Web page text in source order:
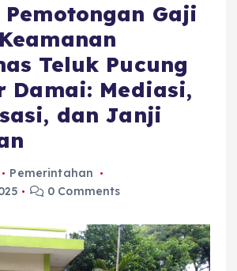
Gaji
Teluk Pucung
Damai: Mediasi,
dan Janji
Pemerintahan
0 Comments